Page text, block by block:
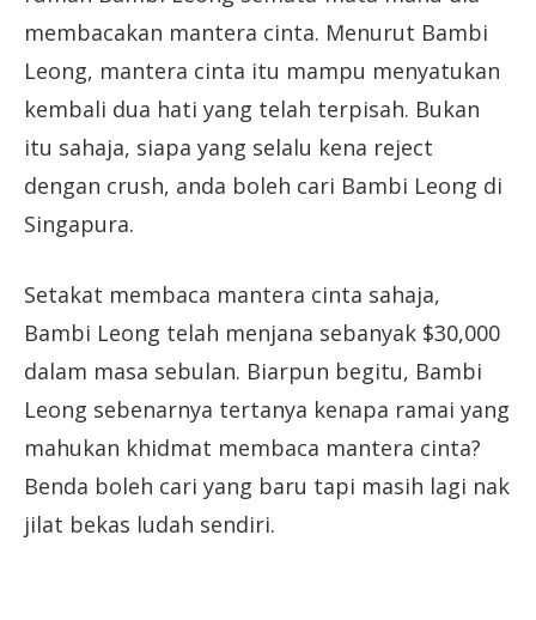
membacakan mantera cinta. Menurut Bambi
Leong, mantera cinta itu mampu menyatukan
kembali dua hati yang telah terpisah. Bukan
itu sahaja, siapa yang selalu kena reject
dengan crush, anda boleh cari Bambi Leong di
Singapura.
Setakat membaca mantera cinta sahaja,
Bambi Leong telah menjana sebanyak $30,000
dalam masa sebulan. Biarpun begitu, Bambi
Leong sebenarnya tertanya kenapa ramai yang
mahukan khidmat membaca mantera cinta?
Benda boleh cari yang baru tapi masih lagi nak
jilat bekas ludah sendiri.